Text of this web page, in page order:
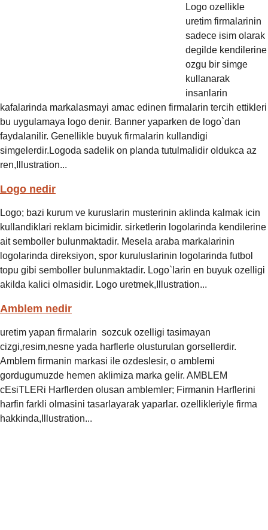
Logo ozellikle
uretim firmalarinin
sadece isim olarak
degilde kendilerine
ozgu bir simge
kullanarak
insanlarin
kafalarinda markalasmayi amac edinen firmalarin tercih ettikleri
bu uygulamaya logo denir. Banner yaparken de logo`dan
faydalanilir. Genellikle buyuk firmalarin kullandigi
simgelerdir.Logoda sadelik on planda tutulmalidir oldukca az
ren,Illustration...
Logo nedir
Logo; bazi kurum ve kuruslarin musterinin aklinda kalmak icin
kullandiklari reklam bicimidir. sirketlerin logolarinda kendilerine
ait semboller bulunmaktadir. Mesela araba markalarinin
logolarinda direksiyon, spor kuruluslarinin logolarinda futbol
topu gibi semboller bulunmaktadir. Logo`larin en buyuk ozelligi
akilda kalici olmasidir. Logo uretmek,Illustration...
Amblem nedir
uretim yapan firmalarin sozcuk ozelligi tasimayan
cizgi,resim,nesne yada harflerle olusturulan gorsellerdir.
Amblem firmanin markasi ile ozdeslesir, o amblemi
gordugumuzde hemen aklimiza marka gelir. AMBLEM
cEsiTLERi Harflerden olusan amblemler; Firmanin Harflerini
harfin farkli olmasini tasarlayarak yaparlar. ozellikleriyle firma
hakkinda,Illustration...